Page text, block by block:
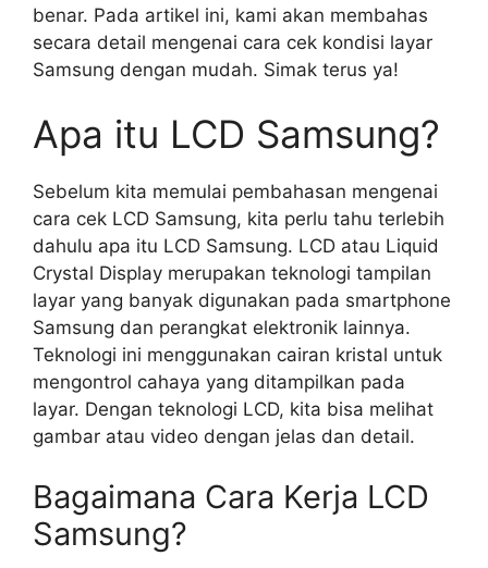
benar. Pada artikel ini, kami akan membahas
secara detail mengenai cara cek kondisi layar
Samsung dengan mudah. Simak terus ya!
Apa itu LCD Samsung?
Sebelum kita memulai pembahasan mengenai
cara cek LCD Samsung, kita perlu tahu terlebih
dahulu apa itu LCD Samsung. LCD atau Liquid
Crystal Display merupakan teknologi tampilan
layar yang banyak digunakan pada smartphone
Samsung dan perangkat elektronik lainnya.
Teknologi ini menggunakan cairan kristal untuk
mengontrol cahaya yang ditampilkan pada
layar. Dengan teknologi LCD, kita bisa melihat
gambar atau video dengan jelas dan detail.
Bagaimana Cara Kerja LCD
Samsung?